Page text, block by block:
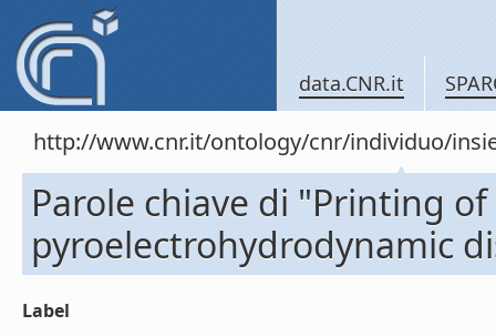
data.CNR.it
http://www.cnr.it/ontology/cnr/individuo/
Parole chiave di "Printing
pyroelectrohydrodynamic
Label